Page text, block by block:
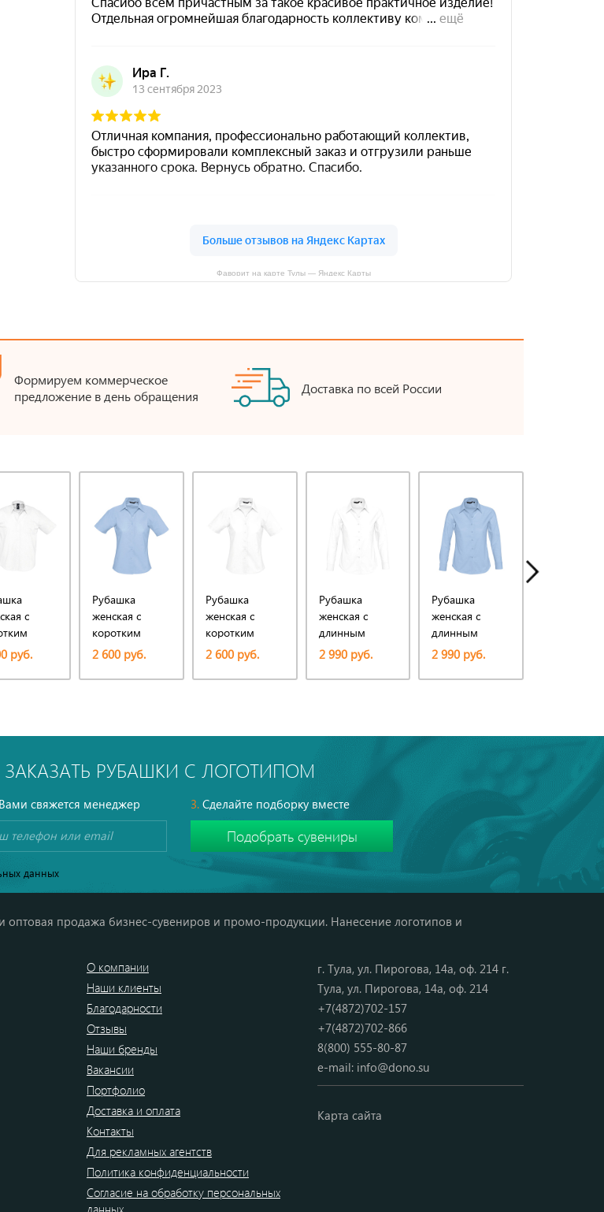
Фаворит на карте Тулы — Яндекс Карты
Формируем коммерческое
предложение в день обращения
Доставка по всей России
с
белая
руб.
Рубашка
женская с
коротким
рукавом Elite,
голубая
2 600 руб.
Рубашка
женская с
коротким
рукавом Elite,
2 600 руб.
Рубашка
женская с
длинным
рукавом
Embassy, белая
2 990 руб.
Рубашка
женская с
длинным
рукавом
Embassy,
голубая
2 990 руб.
РУБАШКИ С ЛОГОТИПОМ
свяжется менеджер 3. Сделайте подборку вместе
данных
продажа бизнес-сувениров и промо-продукции. Нанесение логотипов и
О компании
Наши клиенты
Благодарности
Отзывы
Наши бренды
Вакансии
Портфолио
Доставка и оплата
Контакты
Для рекламных агентств
Политика конфиденциальности
Согласие на обработку персональных
данных
г. Тула, ул. Пирогова, 14а, оф. 214 г.
Тула, ул. Пирогова, 14а, оф. 214
+7(4872)702-157
+7(4872)702-866
8(800) 555-80-87
e-mail: info@dono.su
Карта сайта